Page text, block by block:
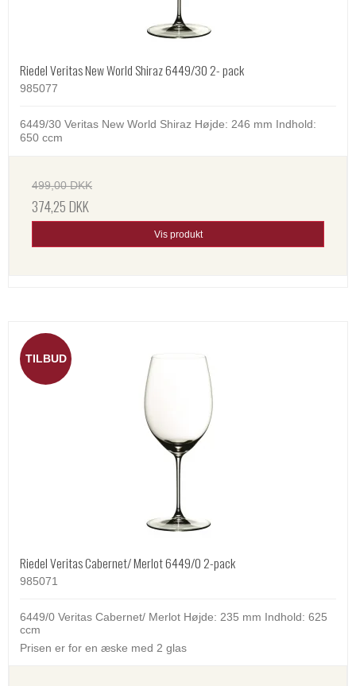
Riedel Veritas New World Shiraz 6449/30 2- pack
985077
6449/30 Veritas New World Shiraz Højde: 246 mm Indhold:
650 ccm
499,00 DKK
374,25 DKK
Vis produkt
TILBUD
Riedel Veritas Cabernet/ Merlot 6449/0 2-pack
985071
6449/0 Veritas Cabernet/ Merlot Højde: 235 mm Indhold: 625
ccm
Prisen er for en æske med 2 glas